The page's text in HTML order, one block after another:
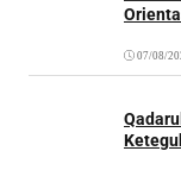
07/08/